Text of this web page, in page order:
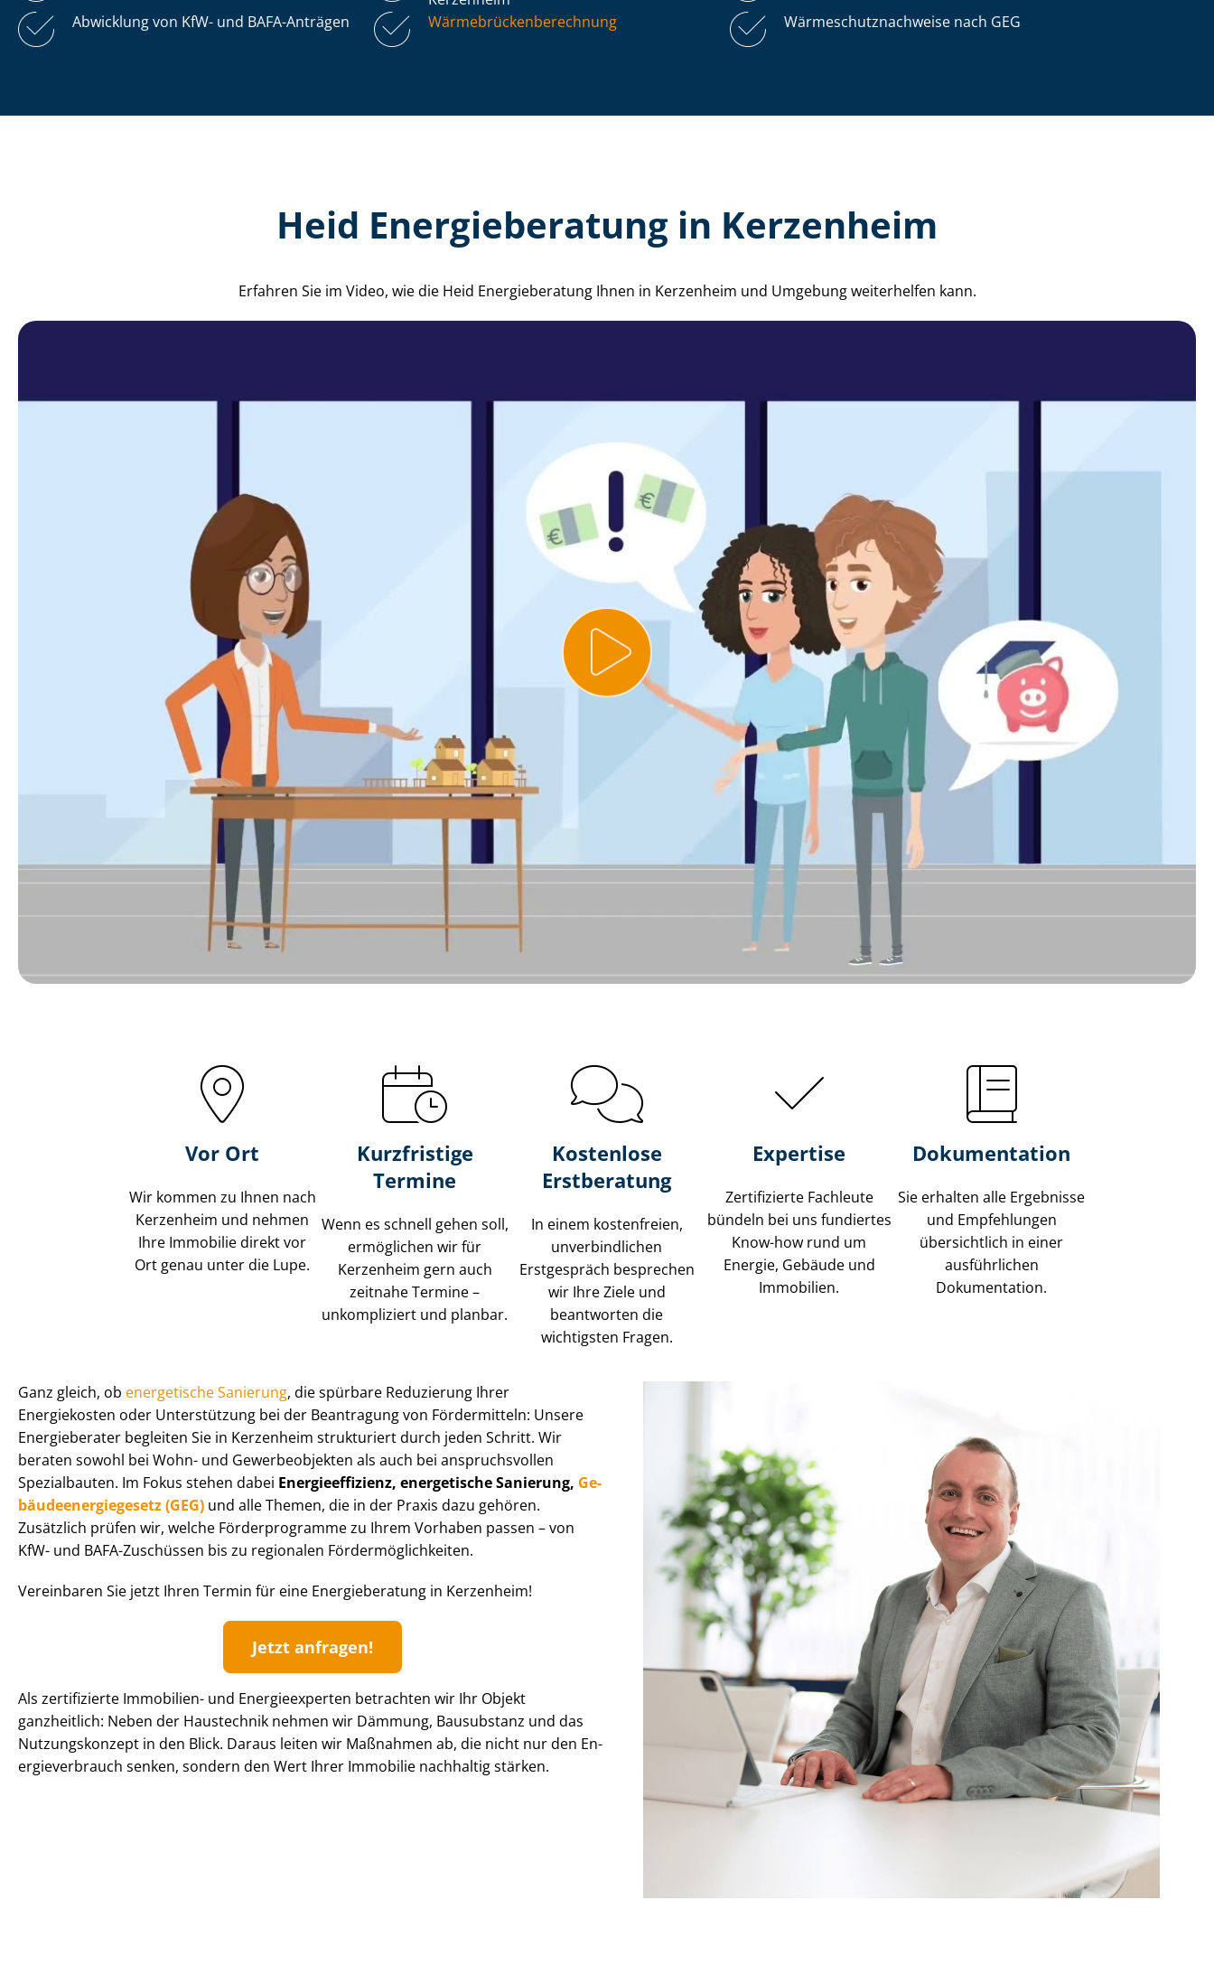
Abwicklung von KfW- und BAFA-Anträgen Wär­me­brü­cken­be­rech­nung Wär­me­schutz­nach­wei­se nach GEG
Heid Energieberatung in Kerzenheim
Erfahren Sie im Video, wie die Heid Energieberatung Ihnen in Kerzenheim und Umgebung weiterhelfen kann.
Vor Ort
Wir kommen zu Ihnen nach
Kerzenheim und nehmen
Ihre Immobilie direkt vor
Ort genau unter die Lupe.
Kurzfristige
Termine
Wenn es schnell gehen soll,
ermöglichen wir für
Kerzenheim gern auch
zeitnahe Termine –
unkompliziert und planbar.
Kostenlose
Erstberatung
In einem kostenfreien,
unverbindlichen
Erstgespräch besprechen
wir Ihre Ziele und
beantworten die
wichtigsten Fragen.
Expertise
Zertifizierte Fachleute
bündeln bei uns fundiertes
Know-how rund um
Energie, Gebäude und
Immobilien.
Dokumentation
Sie erhalten alle Ergebnisse
und Empfehlungen
übersichtlich in einer
ausführlichen
Dokumentation.
Ganz gleich, ob energetische Sanierung, die spürbare Reduzierung Ihrer
Energiekosten oder Unterstützung bei der Beantragung von Fördermitteln: Unsere
Energieberater begleiten Sie in Kerzenheim strukturiert durch jeden Schritt. Wir
beraten sowohl bei Wohn- und Gewerbeobjekten als auch bei anspruchsvollen
Spezialbauten. Im Fokus stehen dabei En­er­gie­ef­fi­zi­enz, energetische Sanierung, Ge­
bäu­de­en­er­gie­ge­setz (GEG) und alle Themen, die in der Praxis dazu gehören.
Zusätzlich prüfen wir, welche Förderprogramme zu Ihrem Vorhaben passen – von
KfW- und BAFA-Zuschüssen bis zu regionalen För­der­mög­lich­kei­ten.
Vereinbaren Sie jetzt Ihren Termin für eine Energieberatung in Kerzenheim!
Jetzt anfragen!
Als zertifizierte Immobilien- und Energieexperten betrachten wir Ihr Objekt
ganzheitlich: Neben der Haustechnik nehmen wir Dämmung, Bausubstanz und das
Nutzungskonzept in den Blick. Daraus leiten wir Maßnahmen ab, die nicht nur den En­
er­gie­ver­brauch senken, sondern den Wert Ihrer Immobilie nachhaltig stärken.